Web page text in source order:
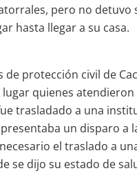
pero no detuvo
hasta llegar a su casa.
de protección civil de
quienes atendieron
trasladado a una
un disparo a
el traslado a
se dijo su estado de